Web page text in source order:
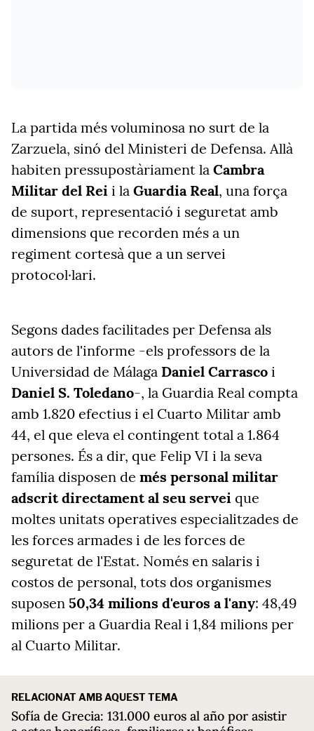
La partida més voluminosa no surt de la
Zarzuela, sinó del Ministeri de Defensa. Allà
habiten pressupostàriament la Cambra
Militar del Rei i la Guardia Real, una força
de suport, representació i seguretat amb
dimensions que recorden més a un
regiment cortesà que a un servei
protocol·lari.
Segons dades facilitades per Defensa als
autors de l'informe -els professors de la
Universidad de Málaga Daniel Carrasco i
Daniel S. Toledano-, la Guardia Real compta
amb 1.820 efectius i el Cuarto Militar amb
44, el que eleva el contingent total a 1.864
persones. És a dir, que Felip VI i la seva
família disposen de més personal militar
adscrit directament al seu servei que
moltes unitats operatives especialitzades de
les forces armades i de les forces de
seguretat de l'Estat. Només en salaris i
costos de personal, tots dos organismes
suposen 50,34 milions d'euros a l'any: 48,49
milions per a Guardia Real i 1,84 milions per
al Cuarto Militar.
RELACIONAT AMB AQUEST TEMA
Sofía de Grecia: 131.000 euros al año por asistir